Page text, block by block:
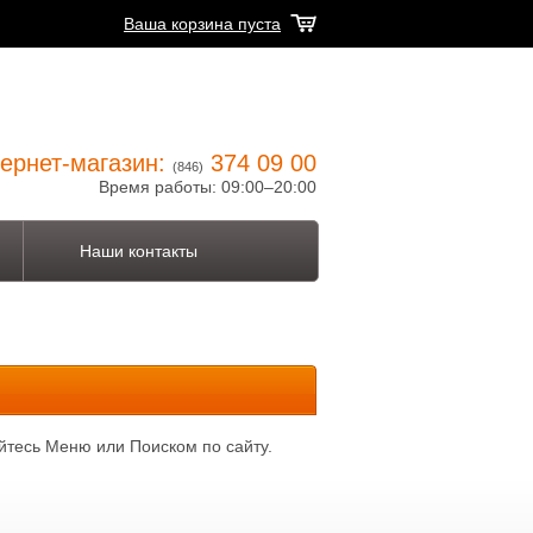
Ваша корзина пуста
магазин: (846) 374 09 00
Время работы: 09:00–20:00
Наши контакты
Меню или Поиском по сайту.